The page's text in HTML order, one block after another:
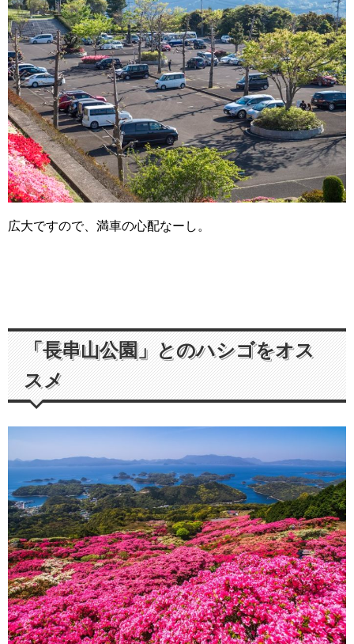
広大ですので、満車の心配なーし。
「長串山公園」とのハシゴをオス
スメ